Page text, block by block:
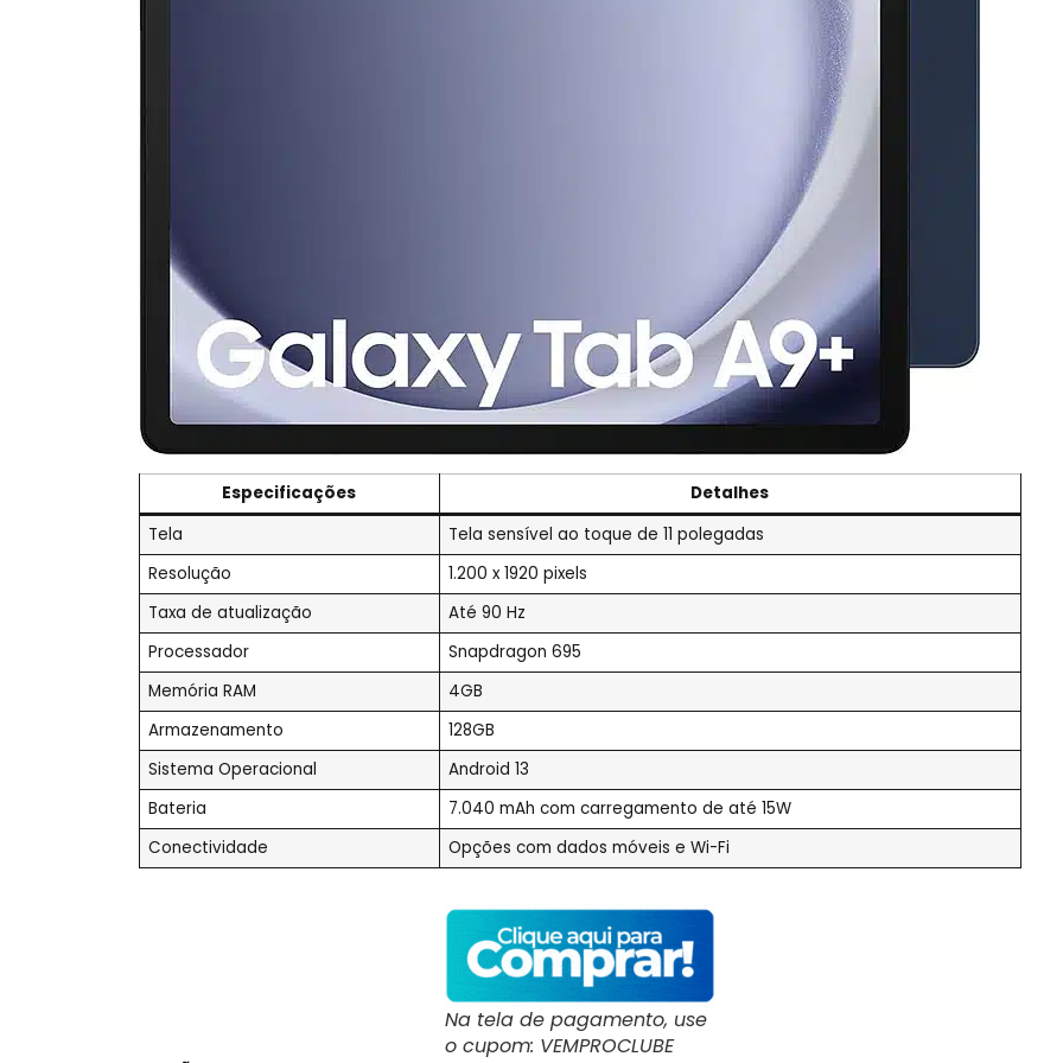
Especificações
Detalhes
Tela
Tela sensível ao toque de 11 polegadas
Resolução
1.200 x 1920 pixels
Taxa de atualização
Até 90 Hz
Processador
Snapdragon 695
Memória RAM
4GB
Armazenamento
128GB
Sistema Operacional
Android 13
Bateria
7.040 mAh com carregamento de até 15W
Conectividade
Opções com dados móveis e Wi-Fi
Na tela de pagamento, use
o cupom: VEMPROCLUBE